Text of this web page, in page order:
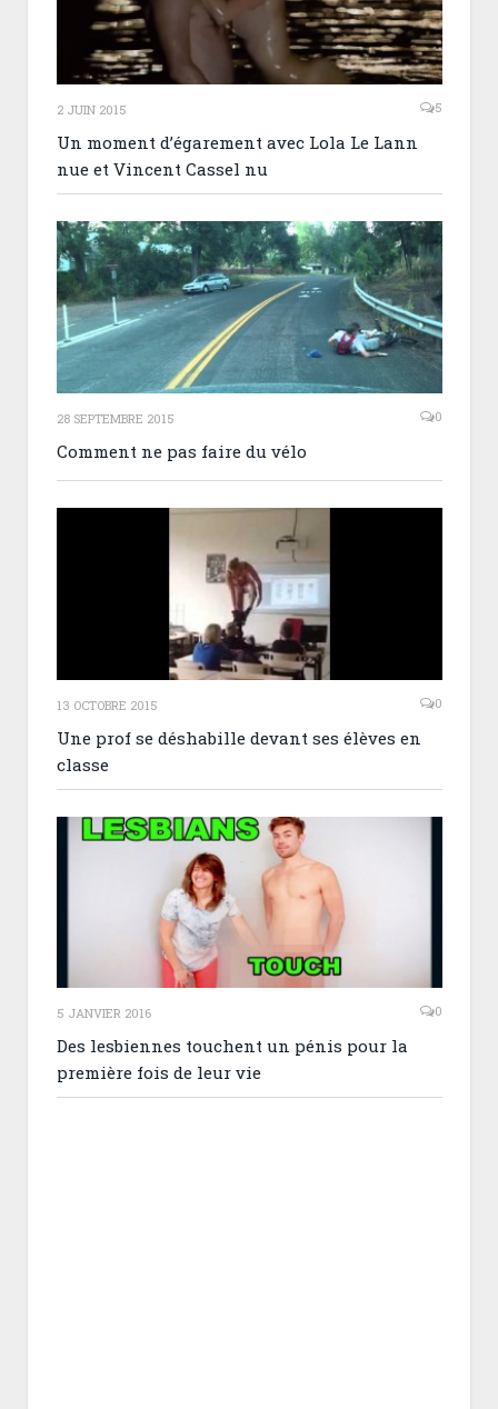
2 JUIN 2015 5
Un moment d’égarement avec Lola Le Lann
nue et Vincent Cassel nu
28 SEPTEMBRE 2015 0
Comment ne pas faire du vélo
13 OCTOBRE 2015 0
Une prof se déshabille devant ses élèves en
classe
5 JANVIER 2016 0
Des lesbiennes touchent un pénis pour la
première fois de leur vie